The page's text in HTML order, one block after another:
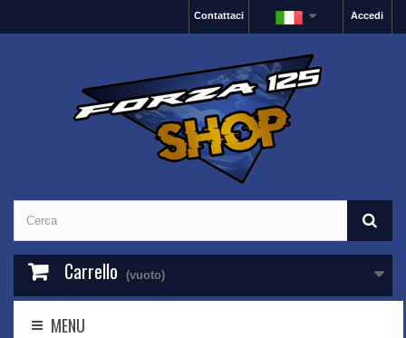
Accedi
Contattaci
Carrello (vuoto)
MENU